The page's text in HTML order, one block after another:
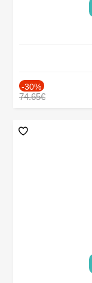
-30%
74.65€